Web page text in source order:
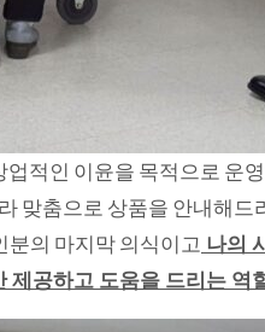
적인 이윤을 목적으로 운
맞춤으로 상품을 안내해드
분의 마지막 의식이고 나의
공하고 도움을 드리는 역